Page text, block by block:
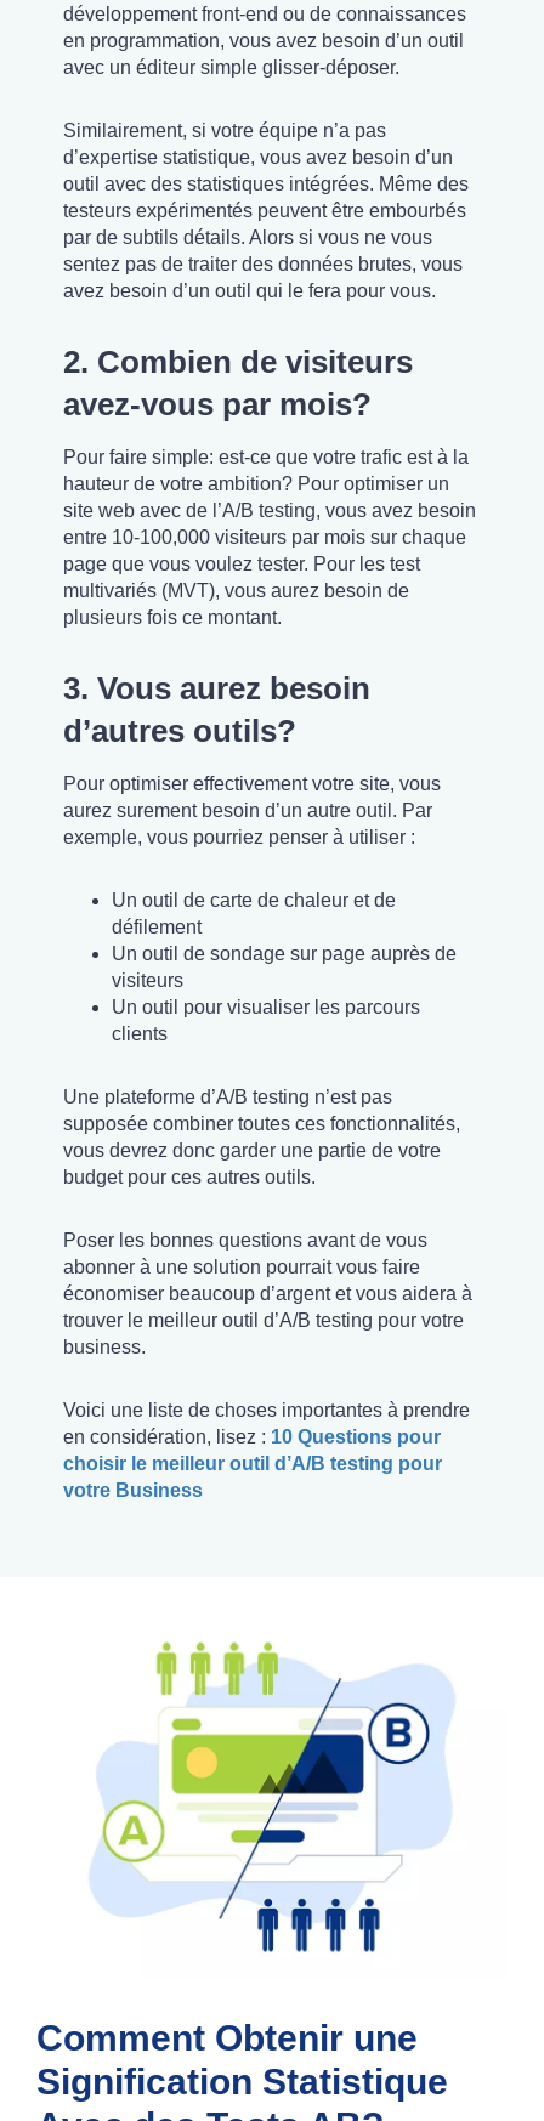
développement front-end ou de connaissances
en programmation, vous avez besoin d’un outil
avec un éditeur simple glisser-déposer.
Similairement, si votre équipe n’a pas
d’expertise statistique, vous avez besoin d’un
outil avec des statistiques intégrées. Même des
testeurs expérimentés peuvent être embourbés
par de subtils détails. Alors si vous ne vous
sentez pas de traiter des données brutes, vous
avez besoin d’un outil qui le fera pour vous.
2. Combien de visiteurs
avez-vous par mois?
Pour faire simple: est-ce que votre trafic est à la
hauteur de votre ambition? Pour optimiser un
site web avec de l’A/B testing, vous avez besoin
entre 10-100,000 visiteurs par mois sur chaque
page que vous voulez tester. Pour les test
multivariés (MVT), vous aurez besoin de
plusieurs fois ce montant.
3. Vous aurez besoin
d’autres outils?
Pour optimiser effectivement votre site, vous
aurez surement besoin d’un autre outil. Par
exemple, vous pourriez penser à utiliser :
Un outil de carte de chaleur et de
défilement
Un outil de sondage sur page auprès de
visiteurs
Un outil pour visualiser les parcours
clients
Une plateforme d’A/B testing n’est pas
supposée combiner toutes ces fonctionnalités,
vous devrez donc garder une partie de votre
budget pour ces autres outils.
Poser les bonnes questions avant de vous
abonner à une solution pourrait vous faire
économiser beaucoup d’argent et vous aidera à
trouver le meilleur outil d’A/B testing pour votre
business.
Voici une liste de choses importantes à prendre
en considération, lisez : 10 Questions pour
choisir le meilleur outil d’A/B testing pour
votre Business
Comment Obtenir une
Signification Statistique